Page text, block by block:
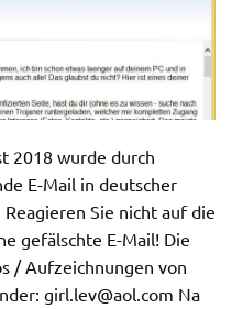
2018 wurde durch
E-Mail in deutscher
Sie nicht auf die
gefälschte E-Mail! Die
/ Aufzeichnungen von
girl.lev@aol.com Na